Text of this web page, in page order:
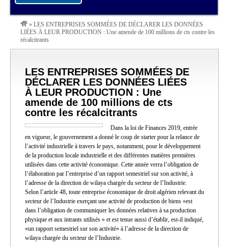
» LES ENTREPRISES SOMMÉES DE DÉCLARER LES DONNÉES
LIÉES À LEUR PRODUCTION : Une amende de 100 millions de cts contre les
récalcitrants
LES ENTREPRISES SOMMÉES DE
DÉCLARER LES DONNÉES LIÉES
À LEUR PRODUCTION : Une
amende de 100 millions de cts
contre les récalcitrants
Dans la loi de Finances 2019, entrée
en vigueur, le gouvernement a donné le coup de starter pour la relance de
l’activité industrielle à travers le pays, notamment, pour le développement
de la production locale industrielle et des différentes matières premières
utilisées dans cette activité économique. Cette année verra l’obligation de
l’élaboration par l’entreprise d’un rapport semestriel sur son activité, à
l’adresse de la direction de wilaya chargée du secteur de l’Industrie.
Selon l’article 48, toute entreprise économique de droit algérien relevant du
secteur de l’Industrie exerçant une activité de production de biens «est
dans l’obligation de communiquer les données relatives à sa production
physique et aux intrants utilisés » et est tenue aussi d’établir, est-il indiqué,
«un rapport semestriel sur son activité» à l’adresse de la direction de
wilaya chargée du secteur de l’Industrie.